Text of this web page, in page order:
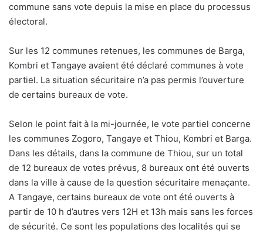
commune sans vote depuis la mise en place du processus
électoral.
Sur les 12 communes retenues, les communes de Barga,
Kombri et Tangaye avaient été déclaré communes à vote
partiel. La situation sécuritaire n’a pas permis l’ouverture
de certains bureaux de vote.
Selon le point fait à la mi-journée, le vote partiel concerne
les communes Zogoro, Tangaye et Thiou, Kombri et Barga.
Dans les détails, dans la commune de Thiou, sur un total
de 12 bureaux de votes prévus, 8 bureaux ont été ouverts
dans la ville à cause de la question sécuritaire menaçante.
A Tangaye, certains bureaux de vote ont été ouverts à
partir de 10 h d’autres vers 12H et 13h mais sans les forces
de sécurité. Ce sont les populations des localités qui se